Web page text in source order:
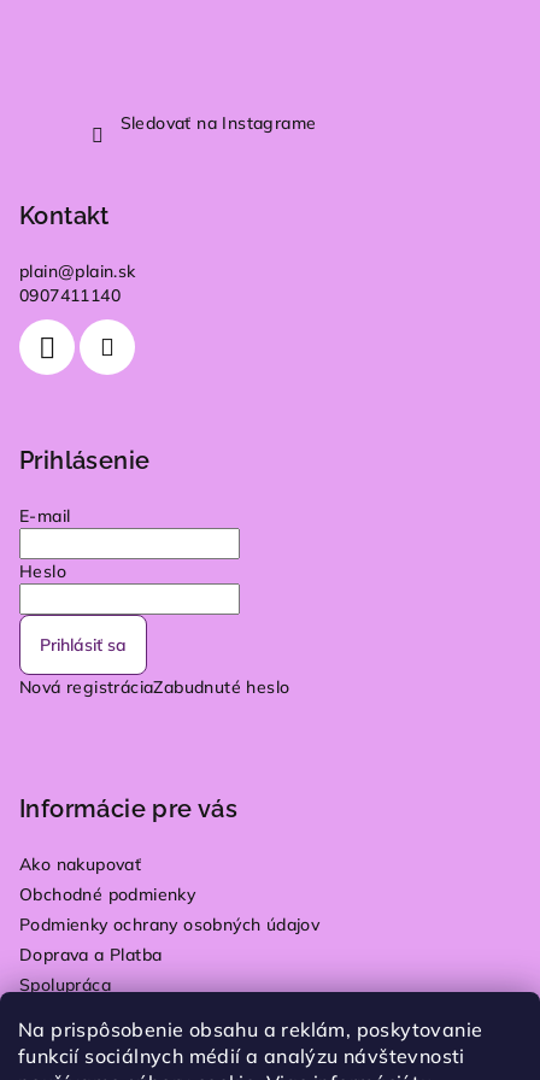
Na prispôsobenie obsahu a reklám, poskytovanie
funkcií sociálnych médií a analýzu návštevnosti
Sledovať na Instagrame
Kontakt
plain@plain.sk
0907411140
Prihlásenie
E-mail
Heslo
Prihlásiť sa
Nová registráciaZabudnuté heslo
Informácie pre vás
Ako nakupovať
Obchodné podmienky
Podmienky ochrany osobných údajov
Doprava a Platba
Spolupráca
Vrátenie tovaru
Blog